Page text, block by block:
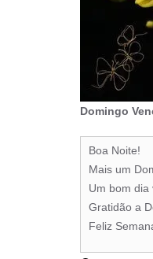
Domingo
Boa Noite!
Mais um
Um bom dia
Gratidão a
Feliz